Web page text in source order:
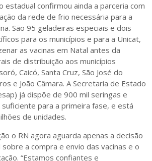
estadual confirmou ainda a parceria com
da rede de frio necessária para a
São 95 geladeiras especiais e dois
para os municípios e para a Unicat,
as vacinas em Natal antes da
de distribuição aos municípios
Caicó, Santa Cruz, São José do
e João Câmara. A Secretaria de Estado
já dispõe de 900 mil seringas e
para a primeira fase, e está
de unidades.
o RN agora aguarda apenas a decisão
a compra e envio das vacinas e o
“Estamos confiantes e